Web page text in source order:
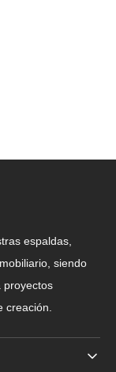
espaldas,
siendo
proyectos
creación.